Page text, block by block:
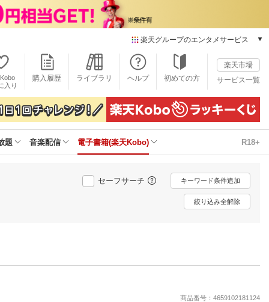
楽天グループのエンタメサービス
本/ゲーム/CD/DVD
楽天ブックス
電子書籍
楽天Kobo
雑誌読み放題
楽天ミュージック
動画配信
楽天TV
動画配信ガイド
推し楽
入り
購入履歴 ライブラリ ヘルプ 初めての方
楽天市場
サービス一覧
題 音楽配信 電子書籍(楽天Kobo) R18+
セーフサーチ キーワード条件追加
絞り込み全解除
商品番号：4659102181124